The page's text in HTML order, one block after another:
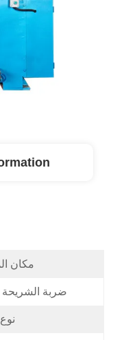
مكان
ضربة